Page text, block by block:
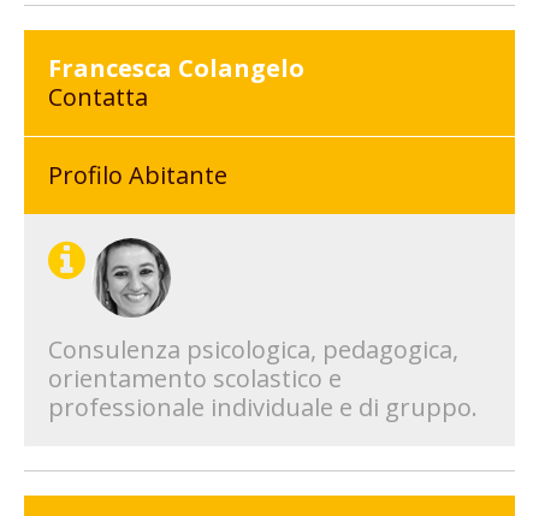
Francesca Colangelo
Contatta
Profilo Abitante
Consulenza psicologica, pedagogica,
orientamento scolastico e
professionale individuale e di gruppo.